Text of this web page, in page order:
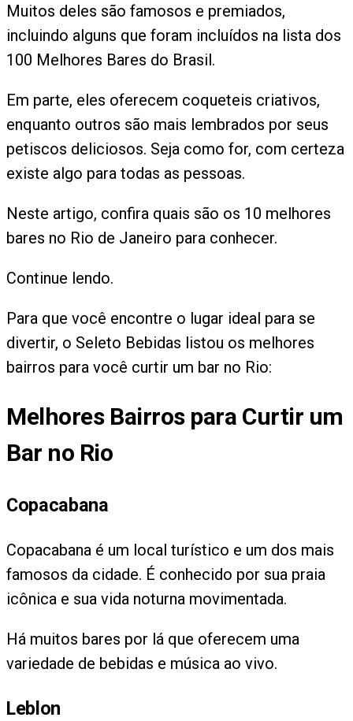
Muitos deles são famosos e premiados,
incluindo alguns que foram incluídos na lista dos
100 Melhores Bares do Brasil.
Em parte, eles oferecem coqueteis criativos,
enquanto outros são mais lembrados por seus
petiscos deliciosos. Seja como for, com certeza
existe algo para todas as pessoas.
Neste artigo, confira quais são os 10 melhores
bares no Rio de Janeiro para conhecer.
Continue lendo.
Para que você encontre o lugar ideal para se
divertir, o Seleto Bebidas listou os melhores
bairros para você curtir um bar no Rio:
Melhores Bairros para Curtir um
Bar no Rio
Copacabana
Copacabana é um local turístico e um dos mais
famosos da cidade. É conhecido por sua praia
icônica e sua vida noturna movimentada.
Há muitos bares por lá que oferecem uma
variedade de bebidas e música ao vivo.
Leblon